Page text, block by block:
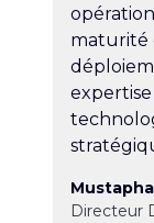
maturité
Directeur